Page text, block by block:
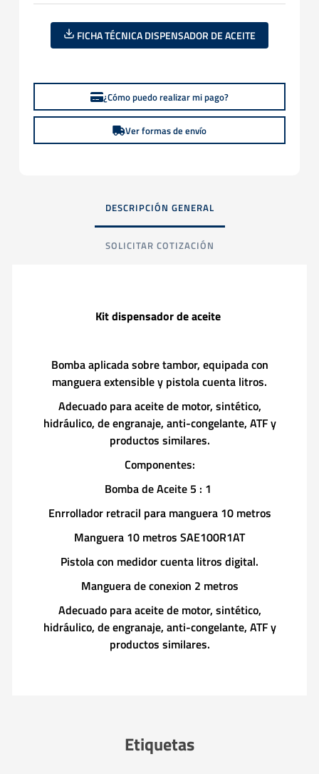
FICHA TÉCNICA DISPENSADOR DE ACEITE
¿Cómo puedo realizar mi pago?
Ver formas de envío
DESCRIPCIÓN GENERAL
SOLICITAR COTIZACIÓN
Kit dispensador de aceite
Bomba aplicada sobre tambor, equipada con
manguera extensible y pistola cuenta litros.
Adecuado para aceite de motor, sintético,
hidráulico, de engranaje, anti-congelante, ATF y
productos similares.
Componentes:
Bomba de Aceite 5 : 1
Enrrollador retracil para manguera 10 metros
Manguera 10 metros SAE100R1AT
Pistola con medidor cuenta litros digital.
Manguera de conexion 2 metros
Adecuado para aceite de motor, sintético,
hidráulico, de engranaje, anti-congelante, ATF y
productos similares.
Etiquetas